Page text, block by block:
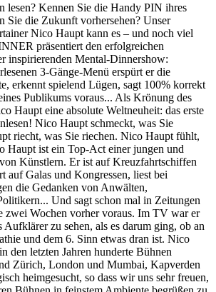
lesen? Kennen Sie die Handy PIN ihres
Sie die Zukunft vorhersehen? Unser
Nico Haupt kann es – und noch viel
präsentiert den erfolgreichen
inspirierenden Mental-Dinnershow:
3-Gänge-Menü erspürt er die
erkennt spielend Lügen, sagt 100% korrekt
Publikums voraus... Als Krönung des
Haupt eine absolute Weltneuheit: das erste
Nico Haupt schmeckt, was Sie
riecht, was Sie riechen. Nico Haupt fühlt,
ist ein Top-Act einer jungen und
Künstlern. Er ist auf Kreuzfahrtschiffen
auf Galas und Kongressen, liest bei
die Gedanken von Anwälten,
Und sagt schon mal in Zeitungen
zwei Wochen vorher voraus. Im TV war er
zu sehen, als es darum ging, ob an
und dem 6. Sinn etwas dran ist. Nico
den letzten Jahren hunderte Bühnen
Zürich, London und Mumbai, Kapverden
heimgesucht, so dass wir uns sehr freuen,